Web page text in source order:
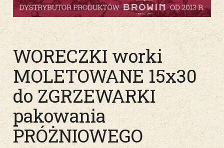
WORECZKI worki
MOLETOWANE 15x30
do ZGRZEWARKI
pakowania
PRÓŻNIOWEGO